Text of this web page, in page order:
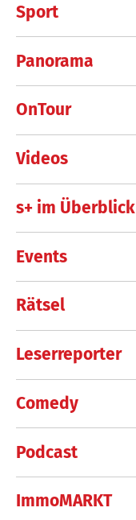
Sport
Panorama
OnTour
Videos
s+ im Überblick
Events
Rätsel
Leserreporter
Comedy
Podcast
ImmoMARKT